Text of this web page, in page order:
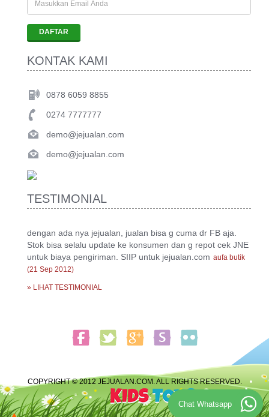
KONTAK KAMI
0878 6059 8855
0274 7777777
demo@jejualan.com
demo@jejualan.com
TESTIMONIAL
dengan ada nya jejualan, jualan bisa g cuma dr FB aja.
Stok bisa selalu update ke konsumen dan g repot cek JNE
untuk biaya pengiriman. SIIP untuk jejualan.com aufa butik
(21 Sep 2012)
» LIHAT TESTIMONIAL
COPYRIGHT © 2012 JEJUALAN.COM. ALL RIGHTS RESERVED.
Chat Whatsapp